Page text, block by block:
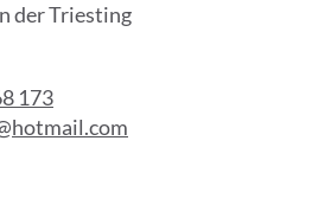
der Triesting
173